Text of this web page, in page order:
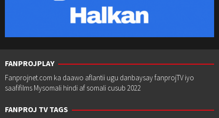
FANPROJPLAY
Fanprojnet.com ka daawo aflantii ugu danbaysay fanprojTV iyo
saafifilms Mysomali hindi af somali cusub 2022
FANPROJ TV TAGS